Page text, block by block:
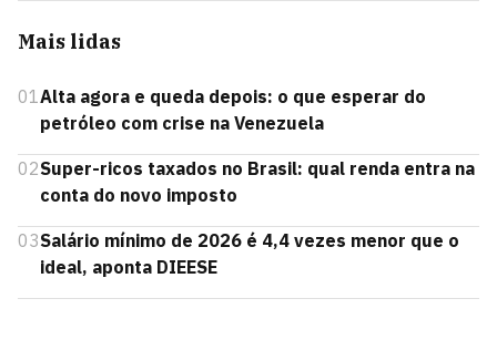
Mais lidas
01Alta agora e queda depois: o que esperar do
petróleo com crise na Venezuela
02Super-ricos taxados no Brasil: qual renda entra na
conta do novo imposto
03Salário mínimo de 2026 é 4,4 vezes menor que o
ideal, aponta DIEESE